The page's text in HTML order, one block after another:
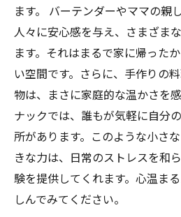
ます。 バーテンダーやママの親
人々に安心感を与え、さまざま
ます。それはまるで家に帰った
い空間です。さらに、手作りの
物は、まさに家庭的な温かさを
ナックでは、誰もが気軽に自分
所があります。このような小さ
きな力は、日常のストレスを和
験を提供してくれます。心温ま
しんでみてください。